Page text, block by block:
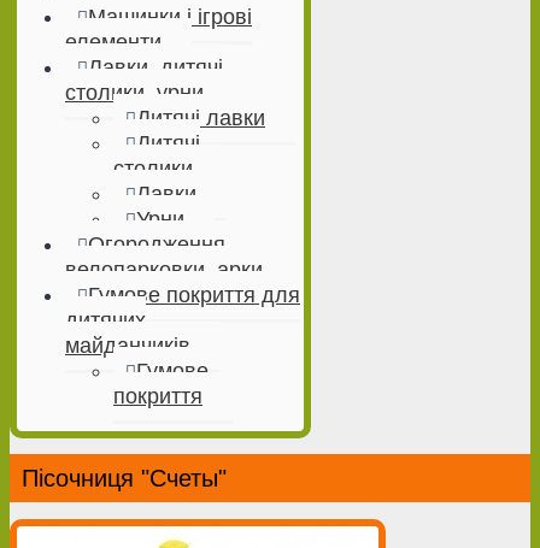
Машинки і ігрові
елементи
Лавки, дитячі
столики, урни
Дитячі лавки
Дитячі
столики
Лавки
Урни
Огородження,
велопарковки, арки
Гумове покриття для
дитячих
майданчиків
Гумове
покриття
Пісочниця "Счеты"